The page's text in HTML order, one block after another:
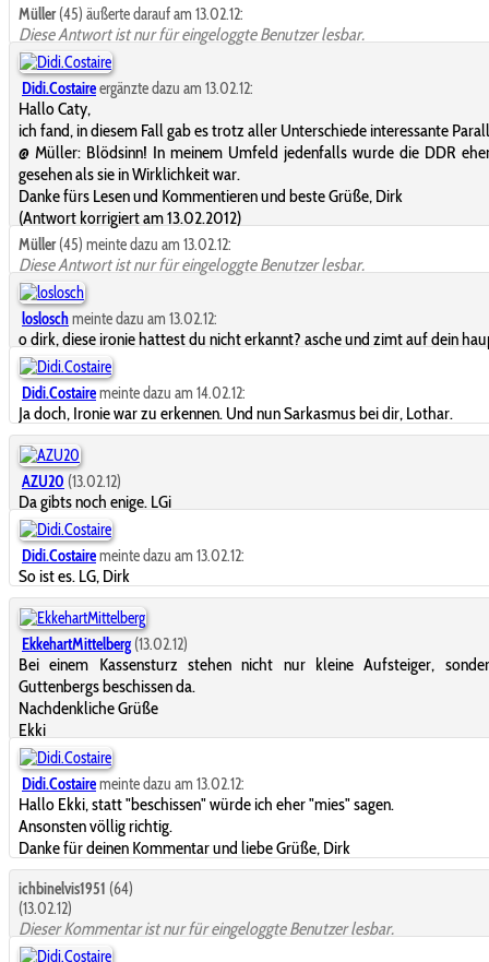
Müller(45) äußerte darauf am 13.02.12:
Diese Antwort ist nur für eingeloggte Benutzer lesbar.
Didi.Costaireergänzte dazu am 13.02.12:
Hallo Caty,
ich fand, in diesem Fall gab es trotz aller Unterschiede interessante
@ Müller: Blödsinn! In meinem Umfeld jedenfalls wurde die DDR
gesehen als sie in Wirklichkeit war.
Danke fürs Lesen und Kommentieren und beste Grüße, Dirk
(Antwort korrigiert am 13.02.2012)
Müller(45) meinte dazu am 13.02.12:
Diese Antwort ist nur für eingeloggte Benutzer lesbar.
losloschmeinte dazu am 13.02.12:
o dirk, diese ironie hattest du nicht erkannt? asche und zimt auf dein
Didi.Costairemeinte dazu am 14.02.12:
Ja doch, Ironie war zu erkennen. Und nun Sarkasmus bei dir, Lothar.
AZU20 (13.02.12)
Da gibts noch enige. LGi
Didi.Costairemeinte dazu am 13.02.12:
So ist es. LG, Dirk
EkkehartMittelberg (13.02.12)
Bei einem Kassensturz stehen nicht nur kleine Aufsteiger,
Guttenbergs beschissen da.
Nachdenkliche Grüße
Ekki
Didi.Costairemeinte dazu am 13.02.12:
Hallo Ekki, statt "beschissen" würde ich eher "mies" sagen.
Ansonsten völlig richtig.
Danke für deinen Kommentar und liebe Grüße, Dirk
ichbinelvis1951 (64)
(13.02.12)
Dieser Kommentar ist nur für eingeloggte Benutzer lesbar.